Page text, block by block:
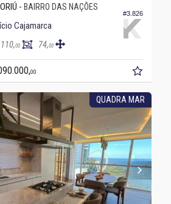
#3.826
- BAIRRO DAS NAÇÕES
Cajamarca
110,00 74,00
00
QUADRA MAR